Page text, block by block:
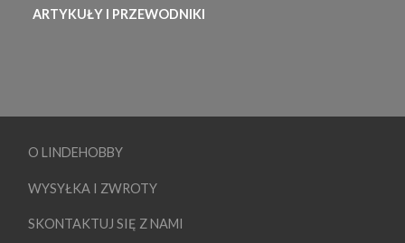
ARTYKUŁY I PRZEWODNIKI
O LINDEHOBBY
WYSYŁKA I ZWROTY
SKONTAKTUJ SIĘ Z NAMI